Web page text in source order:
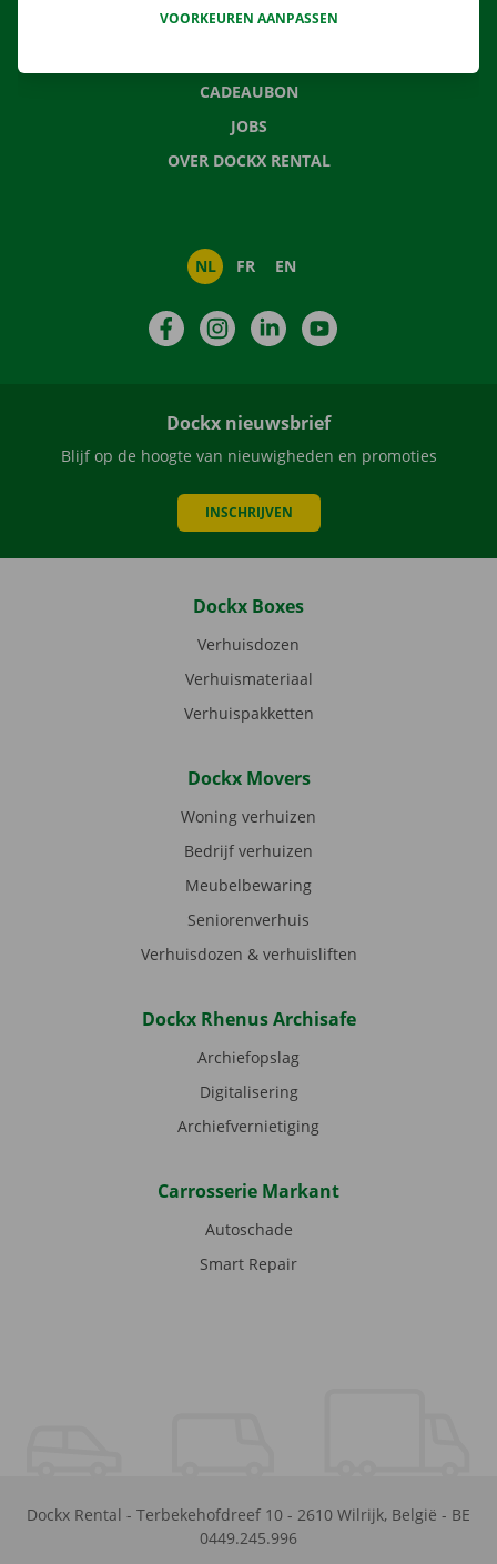
VEELGESTELDE VRAGEN
CADEAUBON
JOBS
OVER DOCKX RENTAL
NL FR EN
FacebookInstagramLinkedIn
Dockx nieuwsbrief
Blijf op de hoogte van nieuwigheden en promoties
INSCHRIJVEN
Dockx Boxes
Verhuisdozen
Verhuismateriaal
Verhuispakketten
Dockx Movers
Woning verhuizen
Bedrijf verhuizen
Meubelbewaring
Seniorenverhuis
Verhuisdozen & verhuisliften
Dockx Rhenus Archisafe
Archiefopslag
Digitalisering
Archiefvernietiging
Carrosserie Markant
Autoschade
Smart Repair
Dockx Rental - Terbekehofdreef 10 - 2610 Wilrijk, België - BE
0449.245.996
VOORKEUREN AANPASSEN